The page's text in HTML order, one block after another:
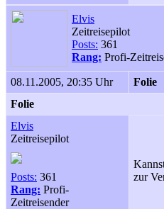
Elvis
Zeitreisepilot
Posts: 361
Rang: Profi-
08.11.2005, 20:35 Uhr
Folie
Folie
Elvis
Zeitreisepilot
Posts: 361
Rang: Profi-
Zeitreisender
zur